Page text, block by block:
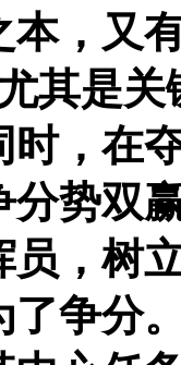
本，又
其是
时，在
分势双
员，树
了争分